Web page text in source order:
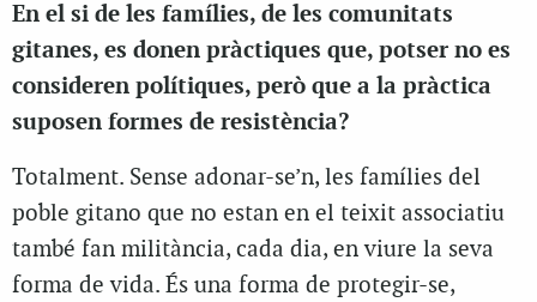
En el si de les famílies, de les comunitats
gitanes, es donen pràctiques que, potser no es
consideren polítiques, però que a la pràctica
suposen formes de resistència?
Totalment. Sense adonar-se’n, les famílies del
poble gitano que no estan en el teixit associatiu
també fan militància, cada dia, en viure la seva
forma de vida. És una forma de protegir-se,